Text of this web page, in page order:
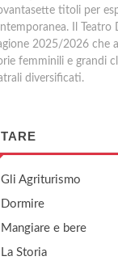
titoli per
Il Teatro
2025/2026 che
femminili e grandi
diversificati.
Gli Agriturismo
Dormire
Mangiare e bere
La Storia